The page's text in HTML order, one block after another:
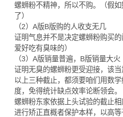
螺蛳粉不精神，所以不购。（假
了）
（2）A版B版购的人收支无几
证明气息并不是决定螺蛳粉购买
爱好吃有臭味的）
（3）A版销量普遍，B版销量大火
证明无臭的螺蛳粉更受迎接，该当
以上三种截止，都须要咱们用数
度，免得统计缺点效率论断领会。
螺蛳粉东家依据上头试验的截止
进行矫正直概者保护本样，以高等